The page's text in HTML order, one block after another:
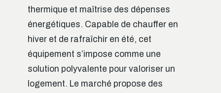
thermique et maîtrise des dépenses
énergétiques. Capable de chauffer en
hiver et de rafraîchir en été, cet
équipement s’impose comme une
solution polyvalente pour valoriser un
logement. Le marché propose des